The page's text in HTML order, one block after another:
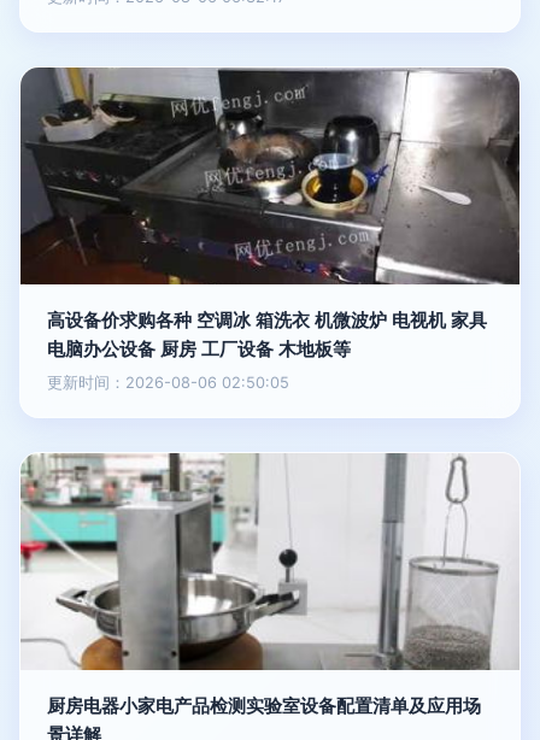
高设备价求购各种 空调冰 箱洗衣 机微波炉 电视机 家具
电脑办公设备 厨房 工厂设备 木地板等
更新时间：2026-08-06 02:50:05
厨房电器小家电产品检测实验室设备配置清单及应用场
景详解